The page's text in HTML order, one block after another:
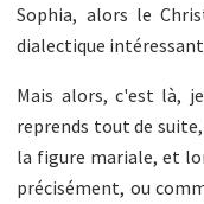
Sophia, alors le
dialectique
Mais alors, c'est là,
reprends tout de
la figure mariale, et
précisément, ou